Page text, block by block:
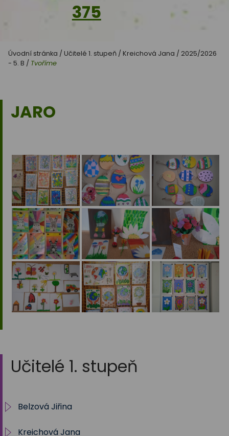
375
Úvodní stránka / Učitelé 1. stupeň / Kreichová Jana / 2025/2026
- 5. B / Tvoříme
JARO
Učitelé 1. stupeň
Belzová Jiřina
1.A 2025/2026
Kreichová Jana